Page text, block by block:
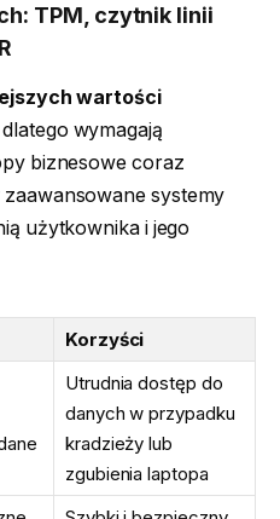
TPM, czytnik linii
wartości
dlatego wymagają
biznesowe coraz
systemy
użytkownika i jego
Korzyści
Utrudnia dostęp do
danych w przypadku
kradzieży lub
zgubienia laptopa